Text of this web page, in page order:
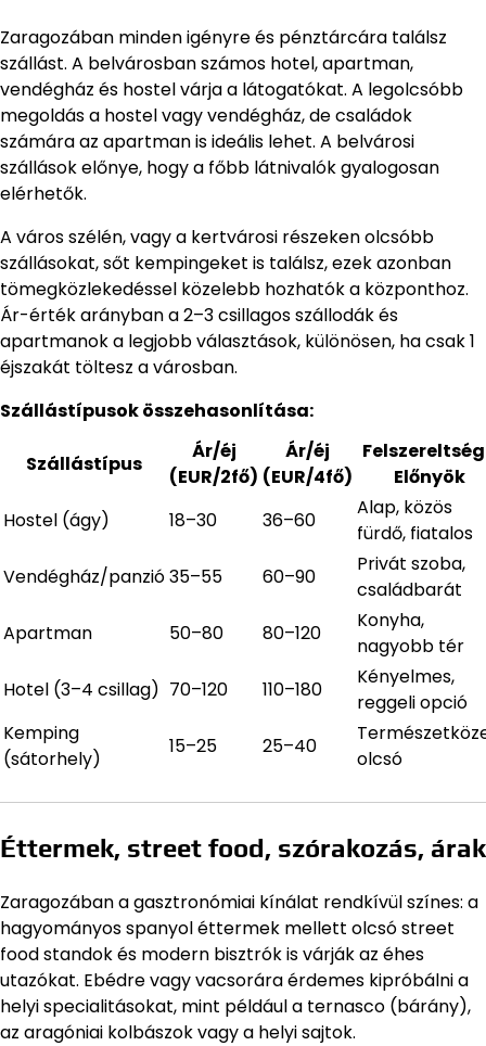
Zaragozában minden igényre és pénztárcára találsz
szállást. A belvárosban számos hotel, apartman,
vendégház és hostel várja a látogatókat. A legolcsóbb
megoldás a hostel vagy vendégház, de családok
számára az apartman is ideális lehet. A belvárosi
szállások előnye, hogy a főbb látnivalók gyalogosan
elérhetők.
A város szélén, vagy a kertvárosi részeken olcsóbb
szállásokat, sőt kempingeket is találsz, ezek azonban
tömegközlekedéssel közelebb hozhatók a központhoz.
Ár-érték arányban a 2–3 csillagos szállodák és
apartmanok a legjobb választások, különösen, ha csak 1
éjszakát töltesz a városban.
Szállástípusok összehasonlítása:
Szállástípus
Ár/éj
(EUR/2fő)
Ár/éj
(EUR/4fő)
Előnyök
Hostel (ágy)
18–30 36–60
Alap, közös
fürdő, fiatalos
Vendégház/panzió35–55 60–90
Privát szoba,
családbarát
Apartman
50–80 80–120
Konyha,
nagyobb tér
Hotel (3–4 csillag) 70–120 110–180
Kényelmes,
reggeli opció
Kemping
(sátorhely)
15–25 25–40
olcsó
Éttermek, street food, szórakozás, árak
Zaragozában a gasztronómiai kínálat rendkívül színes: a
hagyományos spanyol éttermek mellett olcsó street
food standok és modern bisztrók is várják az éhes
utazókat. Ebédre vagy vacsorára érdemes kipróbálni a
helyi specialitásokat, mint például a ternasco (bárány),
az aragóniai kolbászok vagy a helyi sajtok.